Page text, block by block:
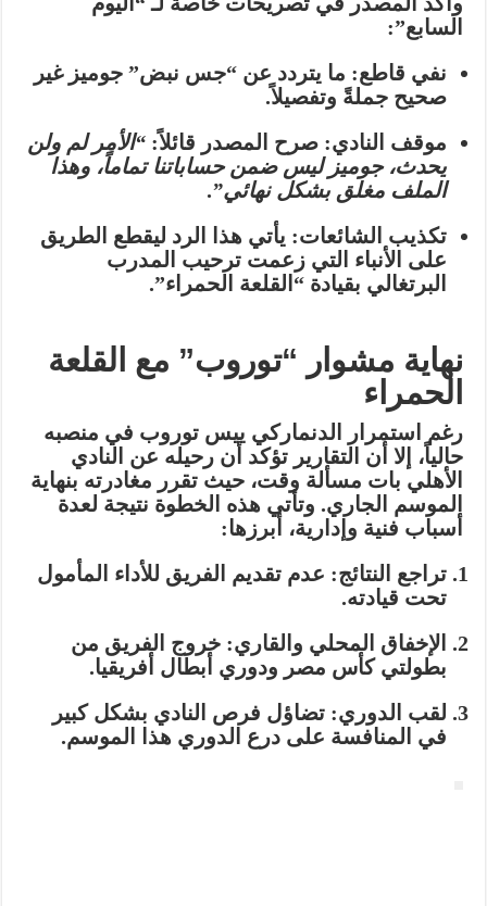
السابع”:
نفي قاطع: ما يتردد عن “جس نبض” جوميز غير
صحيح جملةً وتفصيلاً.
موقف النادي: صرح المصدر قائلاً:“الأمر لم ولن
يحدث، جوميز ليس ضمن حساباتنا تماماً، وهذا
الملف مغلق بشكل نهائي”.
تكذيب الشائعات: يأتي هذا الرد ليقطع الطريق
على الأنباء التي زعمت ترحيب المدرب
البرتغالي بقيادة “القلعة الحمراء”.
نهاية مشوار “توروب” مع القلعة
الحمراء
رغم استمرار الدنماركي ييس توروب في منصبه
حالياً، إلا أن التقارير تؤكد أن رحيله عن النادي
الأهلي بات مسألة وقت، حيث تقرر مغادرته بنهاية
الموسم الجاري. وتأتي هذه الخطوة نتيجة لعدة
أسباب فنية وإدارية، أبرزها:
تراجع النتائج: عدم تقديم الفريق للأداء المأمول
تحت قيادته.
الإخفاق المحلي والقاري: خروج الفريق من
بطولتي كأس مصر ودوري أبطال أفريقيا.
لقب الدوري: تضاؤل فرص النادي بشكل كبير
في المنافسة على درع الدوري هذا الموسم.